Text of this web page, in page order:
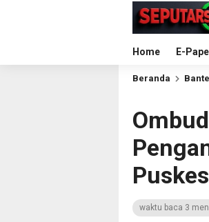
Home E-
Beranda
waktu baca 3